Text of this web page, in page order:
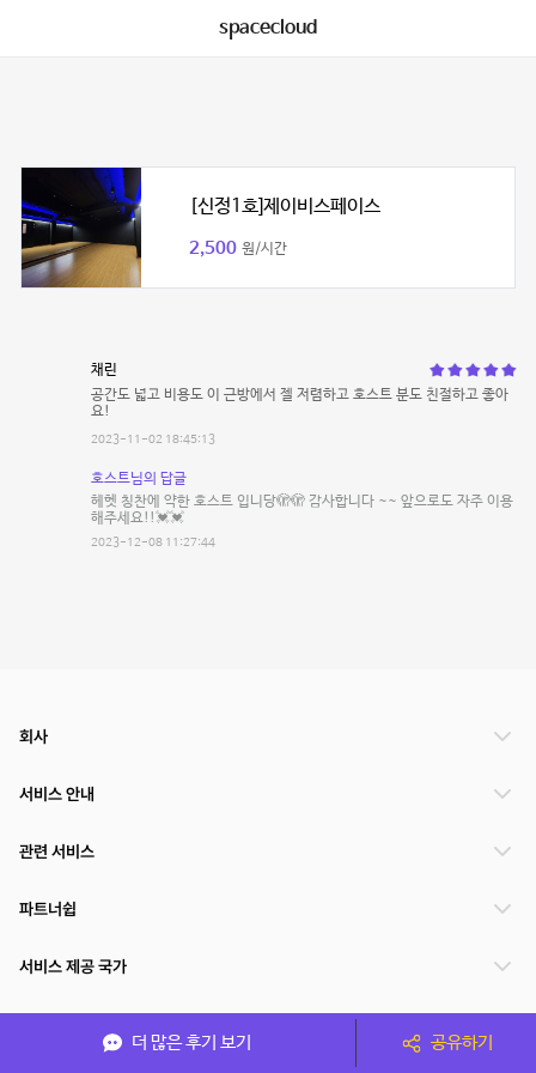
spacecloud
[신정1호]제이비스페이스
2,500 원/시간
채린
공간도 넓고 비용도 이 근방에서 젤 저렴하고 호스트 분도 친절하고 좋아
요!
2023-11-02 18:45:13
호스트님의 답글
헤헷 칭찬에 약한 호스트 입니당🫣🫣 감사합니다 ~~ 앞으로도 자주 이용
해주세요!!💓💓
2023-12-08 11:27:44
더 많은 후기 보기 공유하기
회사
서비스 안내
관련 서비스
파트너쉽
서비스 제공 국가
(주)NSPACE 사업자정보